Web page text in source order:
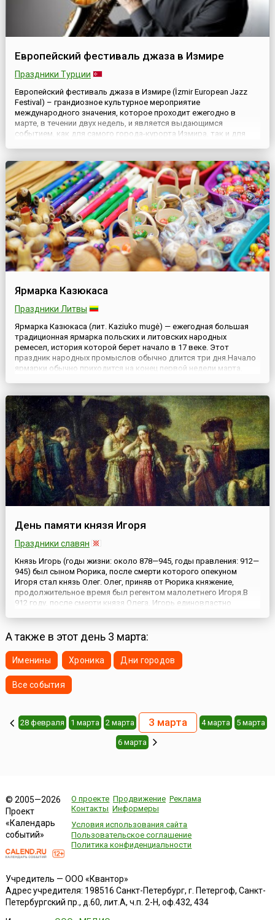
Европейский фестиваль джаза в Измире
Праздники Турции
Европейский фестиваль джаза в Измире (İzmir European Jazz
Festival) – грандиозное культурное мероприятие
международного значения, которое проходит ежегодно в
марте, в течении двух недель, и является выдающимся
событием, как для самого города-курорта Измира, так и для
и вот уже более...
Ярмарка Казюкаса
Праздники Литвы
Ярмарка Казюкаса (лит. Kaziuko mugė) — ежегодная большая
традиционная ярмарка польских и литовских народных
ремесел, история которой берет начало в 17 веке. Этот
праздник народных промыслов обычно длится три дня.Начало
ярмарки обычно приходится на конец первой недели марта,
рынках Вильнюса...
День памяти князя Игоря
Праздники славян
Князь Игорь (годы жизни: около 878—945, годы правления: 912—
945) был сыном Рюрика, после смерти которого опекуном
Игоря стал князь Олег. Олег, приняв от Рюрика княжение,
продолжительное время был регентом малолетнего Игоря.В
912 году, после смерти князя Олега, Игорь единовластно
спеш...
А также в этот день 3 марта:
Именины Хроника Дни городов
Все события
28 февраля 1 марта 2 марта 3 марта 4 марта 5 марта
6 марта
© 2005—2026
Проект
«Календарь
событий»
О проекте Продвижение Реклама
Контакты Информеры
Условия использования сайта
Пользовательское соглашение
Политика конфиденциальности
Учредитель — ООО «Квантор»
Адрес учредителя: 198516 Санкт-Петербург, г. Петергоф, Санкт-
Петербургский пр., д.60, лит.А, ч.п. 2-Н, оф.432, 434